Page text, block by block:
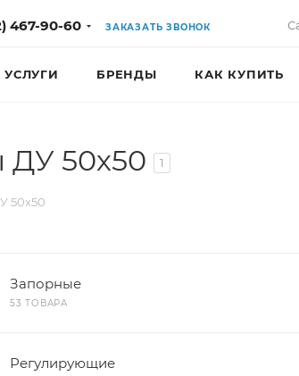
467-90-60 ЗАКАЗАТЬ ЗВОНОК
УСЛУГИ БРЕНДЫ КАК КУПИТЬ
ДУ 50х50 1
50х50
Запорные
53 ТОВАРА
Регулирующие